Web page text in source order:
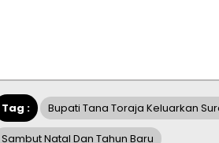
Tag : Bupati Tana Toraja Keluarkan
Sambut Natal Dan Tahun Baru